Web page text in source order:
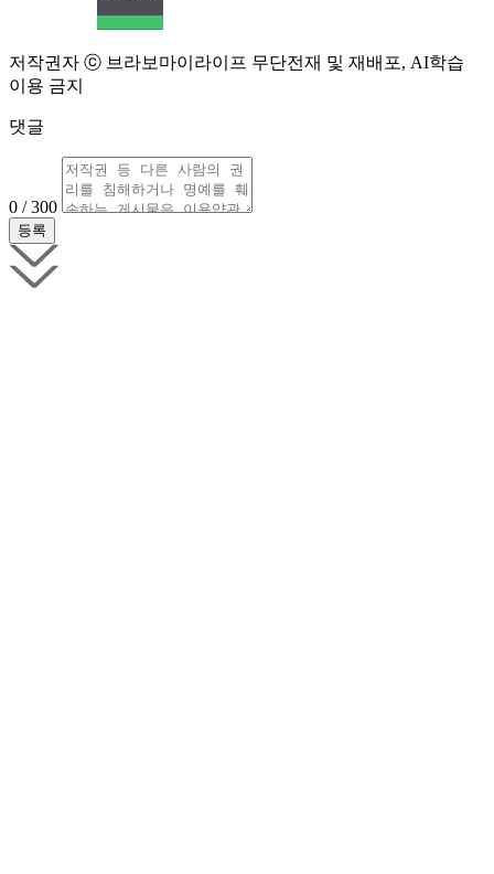
저작권자 ⓒ 브라보마이라이프 무단전재 및 재배포, AI학습
이용 금지
댓글
0 / 300